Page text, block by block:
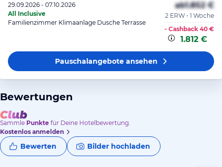
29.09.2026 - 07.10.2026
All Inclusive
Familienzimmer Klimaanlage Dusche Terrasse
ab1.852 €
2 ERW • 1 Woche
- Cashback 40 €
1.812 €
Pauschalangeboteansehen
Bewertungen
Sammle Punkte für Deine Hotelbewertung.
Kostenlos anmelden
Bewerten Bilder hochladen